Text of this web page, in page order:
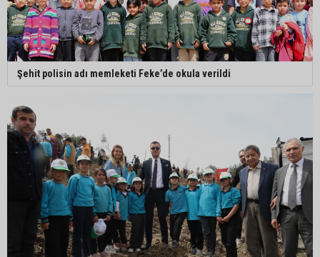
Şehit polisin adı memleketi Feke’de okula verildi